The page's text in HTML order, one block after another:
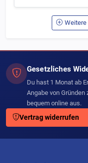
Weitere
Gesetzliches
Du hast 1 Monat ab
Angabe von
bequem online aus.
Vertrag widerrufen